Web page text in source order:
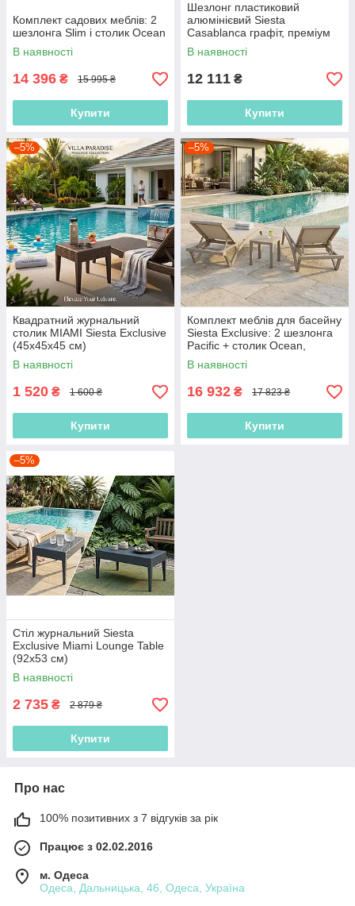
Комплект садових меблів: 2
шезлонга Slim і столик Ocean
В наявності
14 396 ₴ 15 995 ₴
Купити
Шезлонг пластиковий
алюмінієвий Siesta
Casablanca графіт, преміум
шезлонг для басейну та
HoReCa
В наявності
12 111 ₴
Купити
–5%
Квадратний журнальний
столик MIAMI Siesta Exclusive
(45x45x45 см)
В наявності
1 520 ₴ 1 600 ₴
Купити
–5%
Комплект меблів для басейну
Siesta Exclusive: 2 шезлонга
Pacific + столик Ocean,
В наявності
16 932 ₴ 17 823 ₴
Купити
–5%
Стіл журнальний Siesta
Exclusive Miami Lounge Table
(92x53 см)
В наявності
2 735 ₴ 2 879 ₴
Купити
Про нас
100% позитивних з 7 відгуків за рік
Працює з 02.02.2016
м. Одеса
Одеса, Дальницька, 46, Одеса, Україна